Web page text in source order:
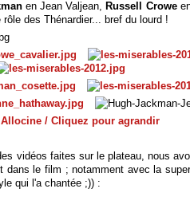
en Jean Valjean,Russell Crowe
rôle des Thénardier... bref du lourd !
/ Cliquez pour agrandir
vidéos faites sur le plateau, nous
dans le film ; notamment avec la
qui l'a chantée ;)) :